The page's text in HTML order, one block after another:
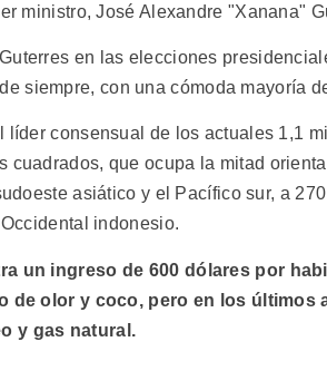
ministro, José Alexandre "Xanana"
en las elecciones
siempre, con una cómoda mayoría
líder consensual de los actuales 1,1
cuadrados, que ocupa la mitad
asiático y el Pacífico sur, a
indonesio.
un ingreso de 600 dólares por
de olor y coco, pero en los últimos
y gas natural.